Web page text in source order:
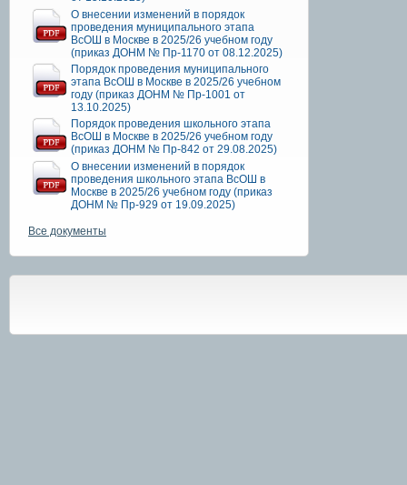
О внесении изменений в порядок
проведения муниципального этапа
ВсОШ в Москве в 2025/26 учебном году
(приказ ДОНМ № Пр-1170 от 08.12.2025)
Порядок проведения муниципального
этапа ВсОШ в Москве в 2025/26 учебном
году (приказ ДОНМ № Пр-1001 от
13.10.2025)
Порядок проведения школьного этапа
ВсОШ в Москве в 2025/26 учебном году
(приказ ДОНМ № Пр-842 от 29.08.2025)
О внесении изменений в порядок
проведения школьного этапа ВсОШ в
Москве в 2025/26 учебном году (приказ
ДОНМ № Пр-929 от 19.09.2025)
Все документы